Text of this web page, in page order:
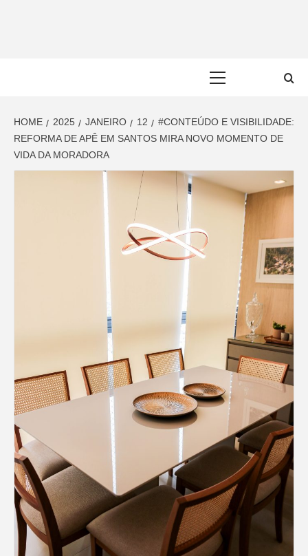
HOME 2025 JANEIRO 12
#CONTEÚDO E VISIBILIDADE:
REFORMA DE APÊ EM SANTOS MIRA NOVO MOMENTO DE
VIDA DA MORADORA